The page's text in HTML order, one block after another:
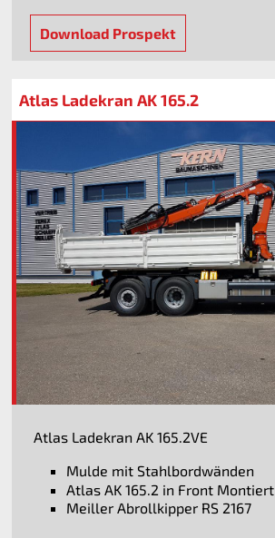
Download Prospekt
Atlas Ladekran AK 165.2
Atlas Ladekran AK 165.2VE
Mulde mit Stahlbordwänden
Atlas AK 165.2 in Front Montiert
Meiller Abrollkipper RS 2167